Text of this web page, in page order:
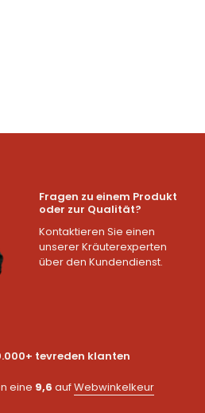
Fragen zu einem Produkt
oder zur Qualität?
Kontaktieren Sie einen
unserer Kräuterexperten
über den Kundendienst.
tevreden klanten
eine 9,6 aufWebwinkelkeur